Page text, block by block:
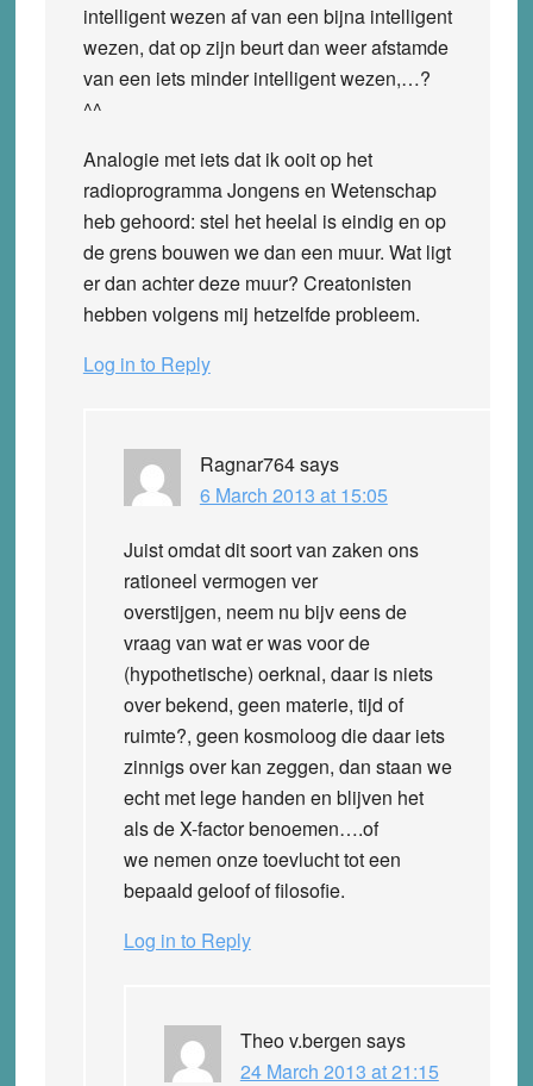
intelligent wezen af van een bijna intelligent
wezen, dat op zijn beurt dan weer afstamde
van een iets minder intelligent wezen,…?
^^
Analogie met iets dat ik ooit op het
radioprogramma Jongens en Wetenschap
heb gehoord: stel het heelal is eindig en op
de grens bouwen we dan een muur. Wat ligt
er dan achter deze muur? Creatonisten
hebben volgens mij hetzelfde probleem.
Log in to Reply
Ragnar764says
6 March 2013 at 15:05
Juist omdat dit soort van zaken ons
rationeel vermogen ver
overstijgen, neem nu bijv eens de
vraag van wat er was voor de
(hypothetische) oerknal, daar is niets
over bekend, geen materie, tijd of
ruimte?, geen kosmoloog die daar iets
zinnigs over kan zeggen, dan staan we
echt met lege handen en blijven het
als de X-factor benoemen….of
we nemen onze toevlucht tot een
bepaald geloof of filosofie.
Log in to Reply
Theo v.bergen says
24 March 2013 at 21:15